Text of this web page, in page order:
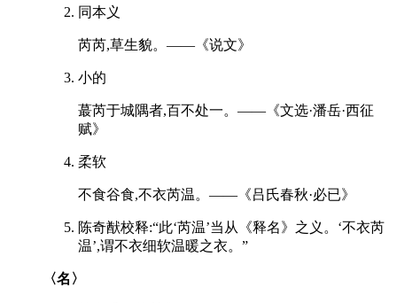
同本义
芮芮,草生貌。——《说文》
小的
蕞芮于城隅者,百不处一。——《文选·潘岳·西征
赋》
柔软
不食谷食,不衣芮温。——《吕氏春秋·必已》
陈奇猷校释:“此‘芮温’当从《释名》之义。‘不衣芮
温’,谓不衣细软温暖之衣。”
〈名〉